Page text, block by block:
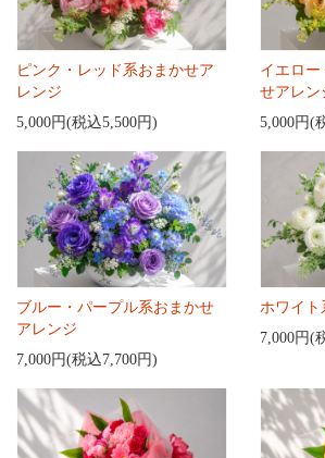
ピンク・レッド系おまかせア
レンジ
5,000円(税込5,500円)
イエロ
せアレン
5,000円(
ブルー・パープル系おまかせ
アレンジ
7,000円(税込7,700円)
ホワイト
7,000円(